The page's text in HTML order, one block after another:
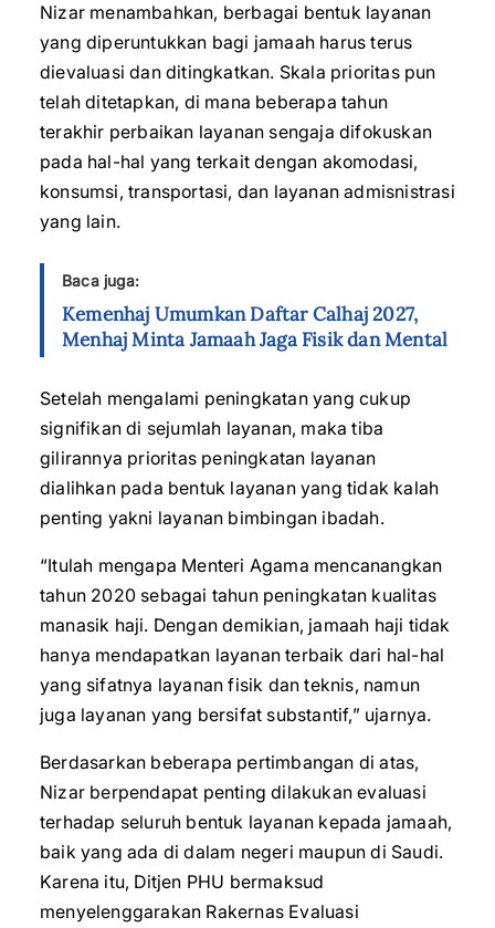
Nizar menambahkan, berbagai bentuk layanan
yang diperuntukkan bagi jamaah harus terus
dievaluasi dan ditingkatkan. Skala prioritas pun
telah ditetapkan, di mana beberapa tahun
terakhir perbaikan layanan sengaja difokuskan
pada hal-hal yang terkait dengan akomodasi,
konsumsi, transportasi, dan layanan admisnistrasi
yang lain.
Baca juga:
Kemenhaj Umumkan Daftar Calhaj 2027,
Menhaj Minta Jamaah Jaga Fisik dan Mental
Setelah mengalami peningkatan yang cukup
signifikan di sejumlah layanan, maka tiba
gilirannya prioritas peningkatan layanan
dialihkan pada bentuk layanan yang tidak kalah
penting yakni layanan bimbingan ibadah.
“Itulah mengapa Menteri Agama mencanangkan
tahun 2020 sebagai tahun peningkatan kualitas
manasik haji. Dengan demikian, jamaah haji tidak
hanya mendapatkan layanan terbaik dari hal-hal
yang sifatnya layanan fisik dan teknis, namun
juga layanan yang bersifat substantif,” ujarnya.
Berdasarkan beberapa pertimbangan di atas,
Nizar berpendapat penting dilakukan evaluasi
terhadap seluruh bentuk layanan kepada jamaah,
baik yang ada di dalam negeri maupun di Saudi.
Karena itu, Ditjen PHU bermaksud
menyelenggarakan Rakernas Evaluasi